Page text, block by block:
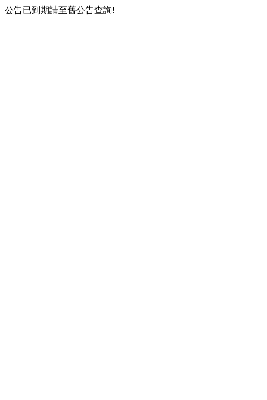
公告已到期請至舊公告查詢!